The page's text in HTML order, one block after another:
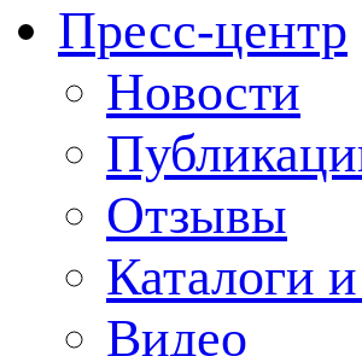
Пресс-центр
Новости
Отзывы
Каталоги
Видео